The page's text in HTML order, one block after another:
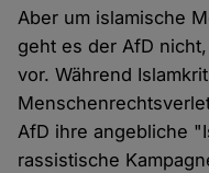
Aber um islamische
geht es der AfD
vor. Während
AfD ihre angebliche
rassistische